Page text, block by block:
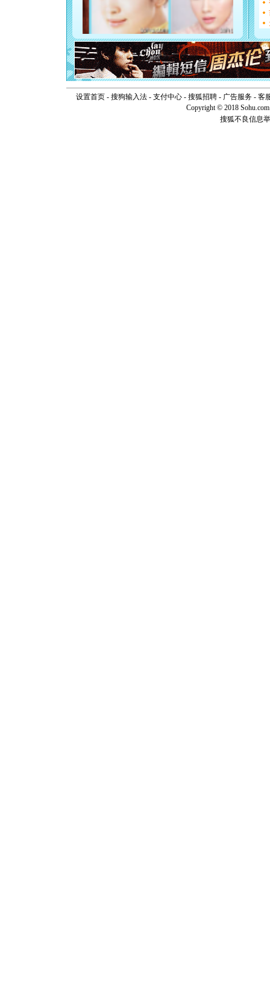
断电。
你是我
[元旦]
如
起；二
离。水晶
[元旦]当
泣，这痛
卖了。水
[春节]风
颜！冬去
道一声平
[春节]传
设置首页- 搜狗输入法- 支付中心- 搜狐招聘- 广告服务- 客
Copyright © 2018
搜狐不良信息